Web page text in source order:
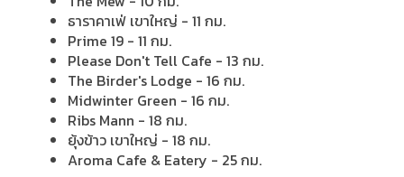
ธาราคาเฟ่ เขาใหญ่ - 11 กม.
Prime 19 - 11 กม.
Please Don't Tell Cafe - 13 กม.
The Birder's Lodge - 16 กม.
Midwinter Green - 16 กม.
Ribs Mann - 18 กม.
ยุ้งข้าว เขาใหญ่ - 18 กม.
Aroma Cafe & Eatery - 25 กม.